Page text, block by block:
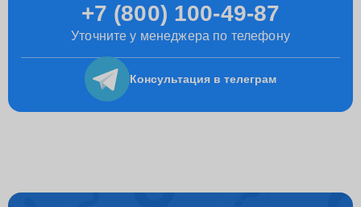
+7 (800) 100-49-87
Уточните у менеджера по телефону
Консультация в телеграм